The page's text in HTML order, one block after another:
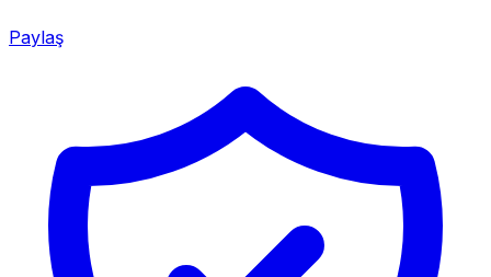
Paylaş